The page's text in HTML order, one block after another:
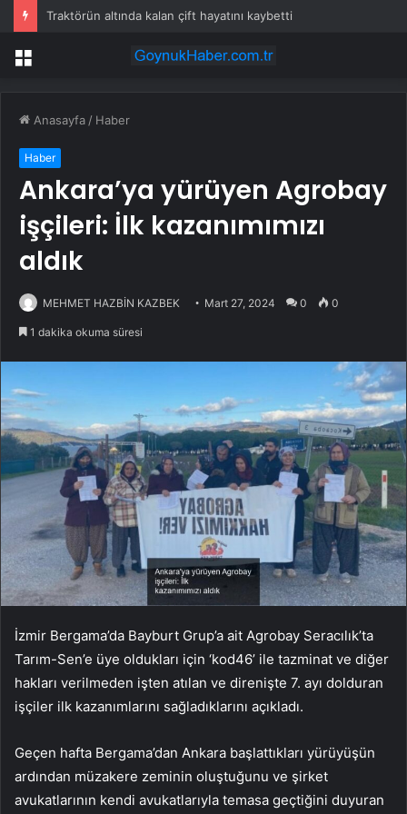
Traktörün altında kalan çift hayatını kaybetti
Menü
Anasayfa / Haber
Haber
Ankara’ya yürüyen Agrobay
işçileri: İlk kazanımımızı
aldık
MEHMET HAZBİN KAZBEK Mart 27, 2024 0 0
1 dakika okuma süresi
İzmir Bergama’da Bayburt Grup’a ait Agrobay Seracılık’ta
Tarım-Sen’e üye oldukları için ‘kod46’ ile tazminat ve diğer
hakları verilmeden işten atılan ve direnişte 7. ayı dolduran
işçiler ilk kazanımlarını sağladıklarını açıkladı.
Geçen hafta Bergama’dan Ankara başlattıkları yürüyüşün
ardından müzakere zeminin oluştuğunu ve şirket
avukatlarının kendi avukatlarıyla temasa geçtiğini duyuran